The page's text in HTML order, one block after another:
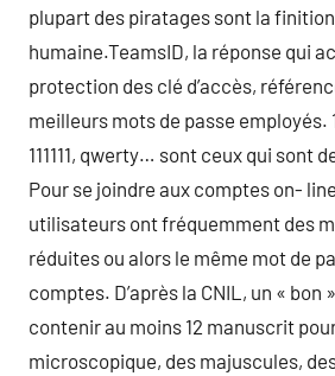
plupart des piratages sont la finition
humaine.TeamsID, la réponse qui
protection des clé d’accès,
meilleurs mots de passe employés.
111111, qwerty… sont ceux qui sont
Pour se joindre aux comptes on-
utilisateurs ont fréquemment des
réduites ou alors le même mot de
comptes. D’après la CNIL, un « bon
contenir au moins 12 manuscrit
microscopique, des majuscules,